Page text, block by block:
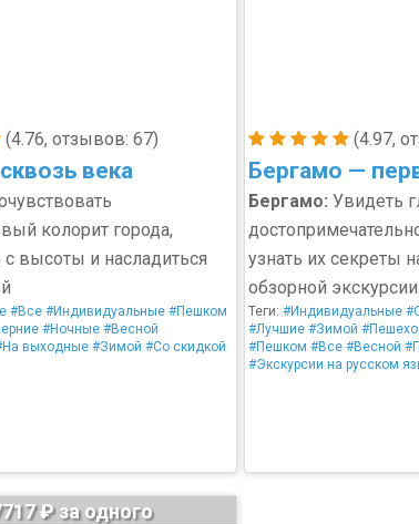
(4.76, отзывов: 67)
века
колорит города,
с высоты и насладиться
#Все #Индивидуальные #Пешком
#Ночные #Весной
выходные #Зимой #Со скидкой
(4.97,
Бергамо —
Бергамо: Увидеть
узнать их секреты
обзорной экскурсии
Теги: #Индивидуальные
#Лучшие #Зимой
#Пешком #Все #Весной
#Экскурсии на русском
₽ за одного